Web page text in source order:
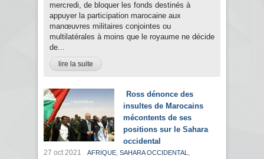
mercredi, de bloquer les fonds destinés à
appuyer la participation marocaine aux
manœuvres militaires conjointes ou
multilatérales à moins que le royaume ne décide
de...
lire la suite
Ross dénonce des
insultes de Marocains
mécontents de ses
positions sur le Sahara
occidental
27 oct 2021 AFRIQUE, SAHARA OCCIDENTAL ,